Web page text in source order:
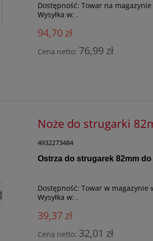
Dostępność: Towar na
Wysyłka w: .
94,70 zł
Cena netto: 76,99 zł
Noże do strugarki
4932273484
Ostrza do strugarek 82mm do
Dostępność: Towar w magazynie
Wysyłka w: .
39,37 zł
Cena netto: 32,01 zł